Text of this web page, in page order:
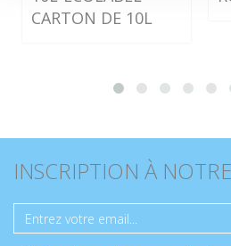
CARTON DE 10L
INSCRIPTION À NOTRE